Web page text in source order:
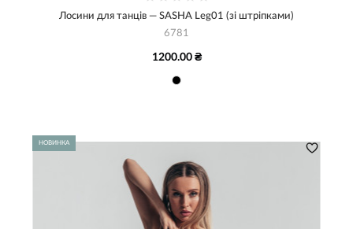
Лосини для танців — SASHA Leg01 (зі штріпками)
6781
1200.00 ₴
НОВИНКА